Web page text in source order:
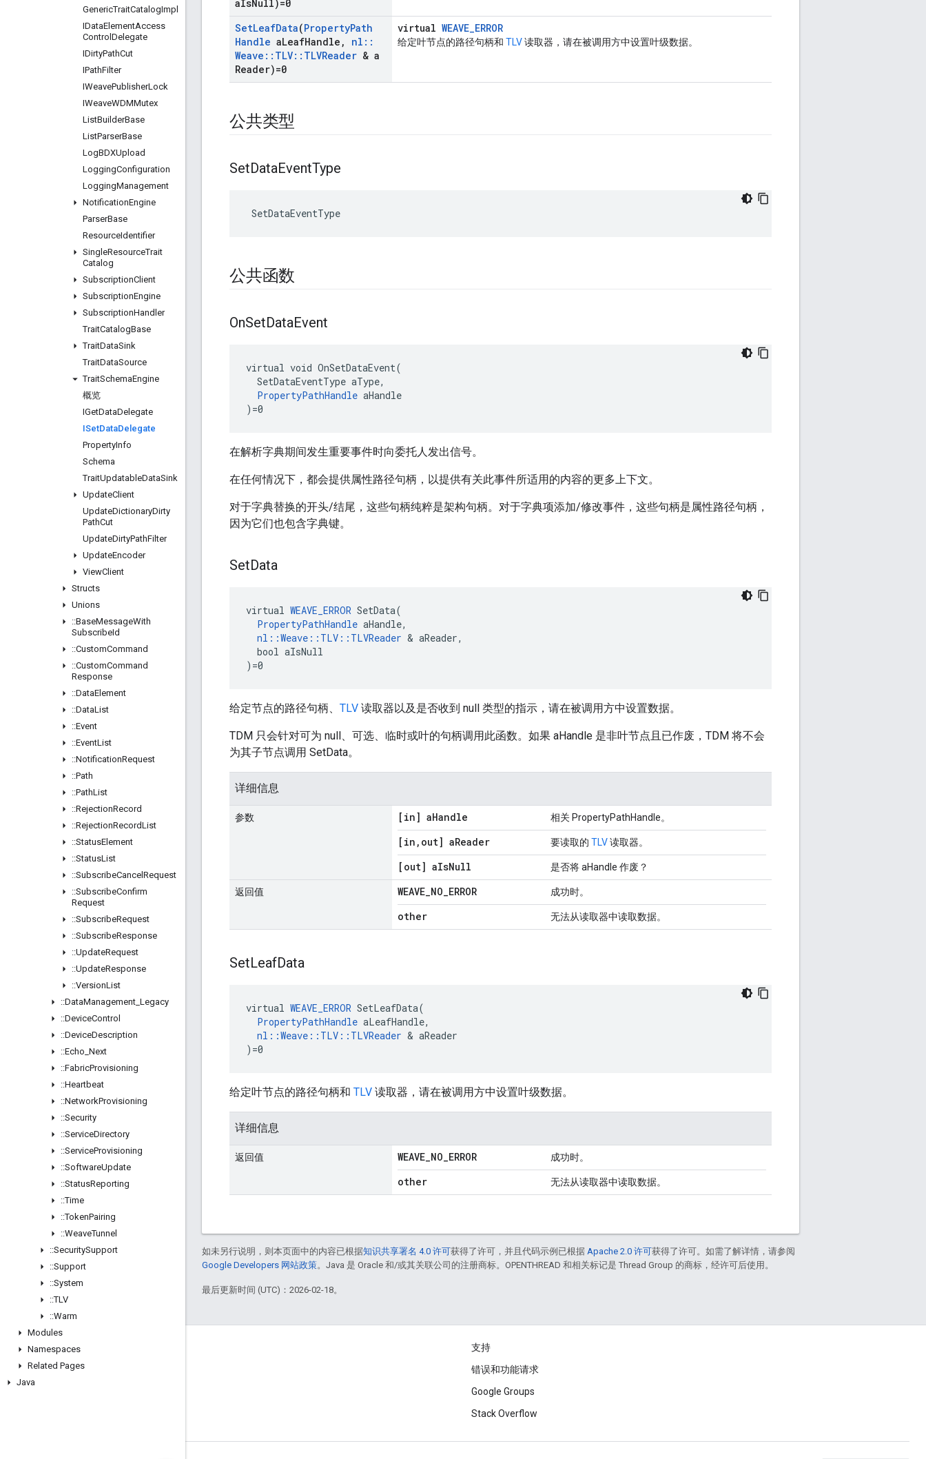
GenericTraitCatalogImpl
IDataElementAccess
Control Delegate
IDirtyPathCut
IPathFilter
IWeavePublisherLock
IWeaveWDMMutex
ListBuilderBase
ListParserBase
LogBDXUpload
LoggingConfiguration
LoggingManagement
NotificationEngine
ParserBase
ResourceIdentifier
SingleResourceTrait
Catalog
SubscriptionClient
SubscriptionEngine
SubscriptionHandler
TraitCatalogBase
TraitDataSink
TraitDataSource
TraitSchemaEngine
概览
IGetDataDelegate
ISetDataDelegate
PropertyInfo
Schema
TraitUpdatableDataSink
UpdateClient
UpdateDictionaryDirty
PathCut
UpdateDirtyPathFilter
UpdateEncoder
ViewClient
Structs
Unions
::BaseMessageWith
SubscribeId
::CustomCommand
::CustomCommand
Response
::DataElement
::DataList
::Event
::EventList
::NotificationRequest
::Path
::PathList
::RejectionRecord
::RejectionRecordList
::StatusElement
::StatusList
::SubscribeCancel Request
::SubscribeConfirm
Request
::SubscribeRequest
::SubscribeResponse
::UpdateRequest
::UpdateResponse
::VersionList
::DataManagement Legacy
::DeviceControl
::DeviceDescription
::Echo Next
::FabricProvisioning
::Heartbeat
::NetworkProvisioning
::Security
::ServiceDirectory
::ServiceProvisioning
::SoftwareUpdate
::StatusReporting
::Time
::TokenPairing
::WeaveTunnel
::SecuritySupport
::Support
::System
::TLV
::Warm
Modules
Namespaces
Related Pages
Java
aIsNull)=0
SetLeafData(PropertyPath
Handle aLeafHandle , nl ::
Weave :: TLV:: TLVReader & a
Reader)=0
virtual WEAVE_ERROR
给定叶节点的路径句柄和 TLV读取器，请在被调用方中设置叶级数据。
公共类型
SetDataEventType
SetDataEventType
公共函数
OnSetDataEvent
virtual void OnSetDataEvent(
  SetDataEventType aType,
PropertyPathHandle aHandle
)=0
在解析字典期间发生重要事件时向委托人发出信号。
在任何情况下，都会提供属性路径句柄，以提供有关此事件所适用的内容的更多上下文。
对于字典替换的开头/结尾，这些句柄纯粹是架构句柄。对于字典项添加/修改事件，这些句柄是属性路径句柄，
因为它们也包含字典键。
SetData
virtual WEAVE_ERROR SetData(
PropertyPathHandle aHandle,
nl::Weave::TLV::TLVReader & aReader,
  bool aIsNull
)=0
给定节点的路径句柄、 TLV 读取器以及是否收到 null 类型的指示，请在被调用方中设置数据。
TDM 只会针对可为 null、可选、临时或叶的句柄调用此函数。如果 aHandle 是非叶节点且已作废，TDM 将不会
为其子节点调用 SetData。
详细信息
参数 [in] aHandle 相关 PropertyPathHandle。
[in , out] aReader 要读取的 TLV读取器。
[out] aIsNull 是否将 aHandle 作废？
返回值 WEAVE_NO_ERROR 成功时。
other 无法从读取器中读取数据。
SetLeafData
virtual WEAVE_ERROR SetLeafData(
PropertyPathHandle aLeafHandle,
nl::Weave::TLV::TLVReader & aReader
)=0
给定叶节点的路径句柄和 TLV 读取器，请在被调用方中设置叶级数据。
详细信息
返回值 WEAVE_NO_ERROR 成功时。
other 无法从读取器中读取数据。
如未另行说明，则本页面中的内容已根据知识共享署名 4.0 许可获得了许可，并且代码示例已根据 Apache 2.0 许可获得了许可。如需了解详情，请参阅
Google Developers 网站政策。Java 是 Oracle 和/或其关联公司的注册商标。OPENTHREAD 和相关标记是 Thread Group 的商标，经许可后使用。
最后更新时间 (UTC)：2026-02-18。
GitHub
OpenWeave
支持
错误和功能请求
Google Groups
Stack Overflow